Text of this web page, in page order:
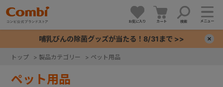
お気に入り カート 検索 メニュー
哺乳びんの除菌グッズが当たる！8/31まで >>
トップ > 製品カテゴリー > ペット用品
ペット用品